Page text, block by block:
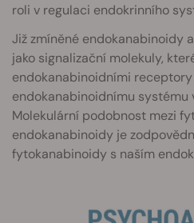
roli v regulaci endokrinního
Již zmíněné endokanabinoidy
jako signalizační molekuly,
endokanabinoidními receptory
endokanabinoidnímu systému
Molekulární podobnost mezi
endokanabinoidy je
fytokanabinoidy s naším